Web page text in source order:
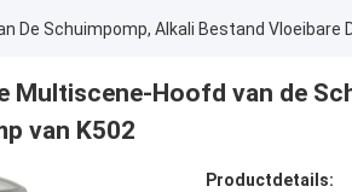
De Schuimpomp, Alkali Bestand Vloeibare
Multiscene-Hoofd van de
van K502
Productdetails: